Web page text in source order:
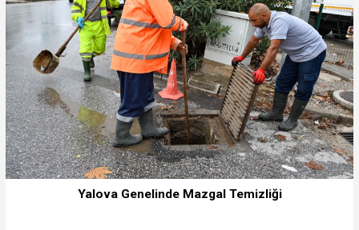
Yalova Genelinde Mazgal Temizliği